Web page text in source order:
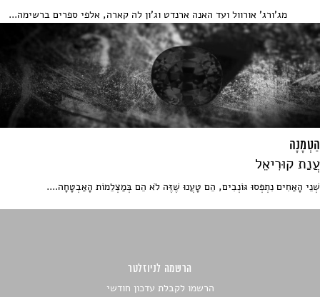
מג'ורג' אורוול ועד האנה ארנדט וג'ון לה קארה, אלפי ספרים ברשימה...
הַטְמָנָה
עֲנַת קוּרִיאֵל
שְׁנֵי הָאַחִים נִתְפְּסוּ גּוֹנְבִים, הֵם טָעֲנוּ שֶׁזֶּה לֹא הֵם בְּמַצְלֵמוֹת הָאַבְטָחָה....
הרשמה לניוזלטר
הרשמו לקבלת עדכון חודשי